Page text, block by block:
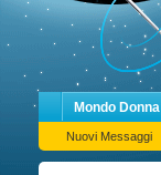
Mondo Donna
Nuovi Messaggi